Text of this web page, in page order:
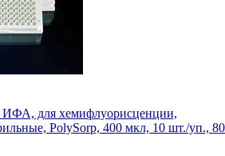
для хемифлуорисценции,
PolySorp, 400 мкл, 10 шт./уп., 80